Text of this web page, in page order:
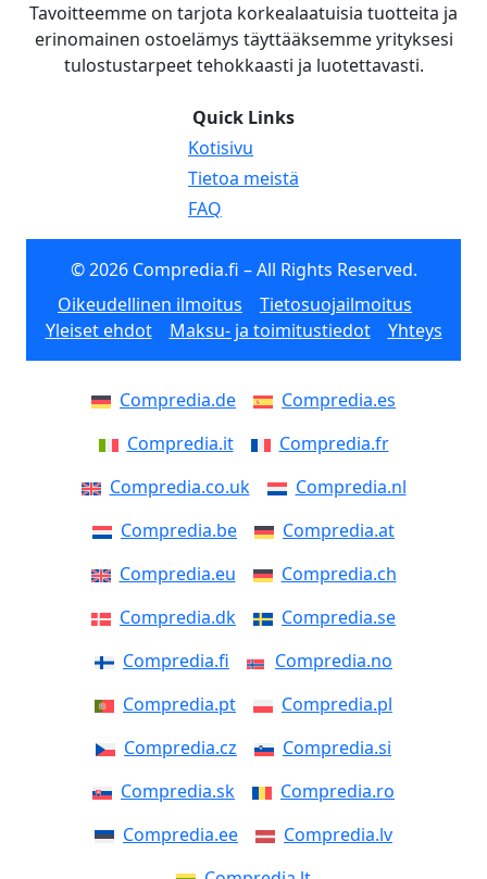
Tavoitteemme on tarjota korkealaatuisia tuotteita ja
erinomainen ostoelämys täyttääksemme yrityksesi
tulostustarpeet tehokkaasti ja luotettavasti.
Quick Links
Kotisivu
Tietoa meistä
FAQ
© 2026 Compredia.fi – All Rights Reserved.
Oikeudellinen ilmoitus
Tietosuojailmoitus
Yleiset ehdot
Maksu- ja toimitustiedot Yhteys
Compredia.de
Compredia.es
Compredia.it
Compredia.fr
Compredia.co.uk
Compredia.nl
Compredia.be
Compredia.at
Compredia.eu
Compredia.ch
Compredia.dk
Compredia.se
Compredia.fi
Compredia.no
Compredia.pt
Compredia.pl
Compredia.cz
Compredia.si
Compredia.sk
Compredia.ro
Compredia.ee
Compredia.lv